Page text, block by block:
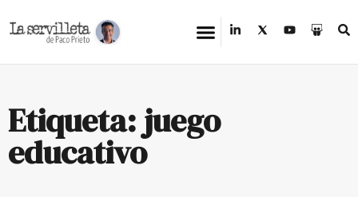
Etiqueta: juego
educativo